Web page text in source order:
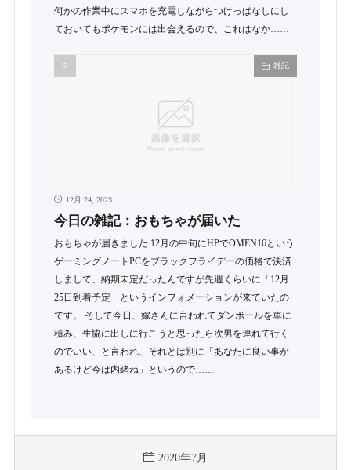
何かの作業中にスマホを充電しながらつけっぱなしにし
ておいてもポケモンには出会えるので、これはなか……
雑記
12月 24, 2023
今日の雑記：おもちゃが届いた
おもちゃが届きました 12月の中旬にHPでOMEN16という
ゲーミングノートPCをブラックフライデーの価格で決済
しまして、納期未定だったんですが先週くらいに「12月
25日到着予定」というインフォメーションが来ていたの
です。 そして今日、嫁さんに言われてダンボールを車に
積み、生協に出しに行こうと思ったら次男を連れて行く
のでいい、と言われ、それとは別に「あなたに良い事が
あるけど今は内緒ね」というので……
2020年7月